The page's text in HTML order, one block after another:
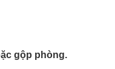
gộp phòng.